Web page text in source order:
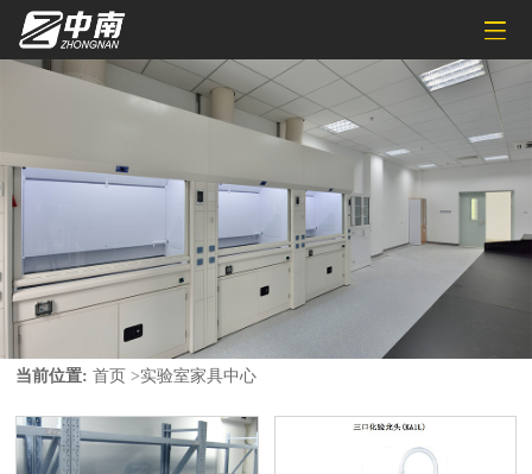
当前位置: 首页 >实验室家具中心